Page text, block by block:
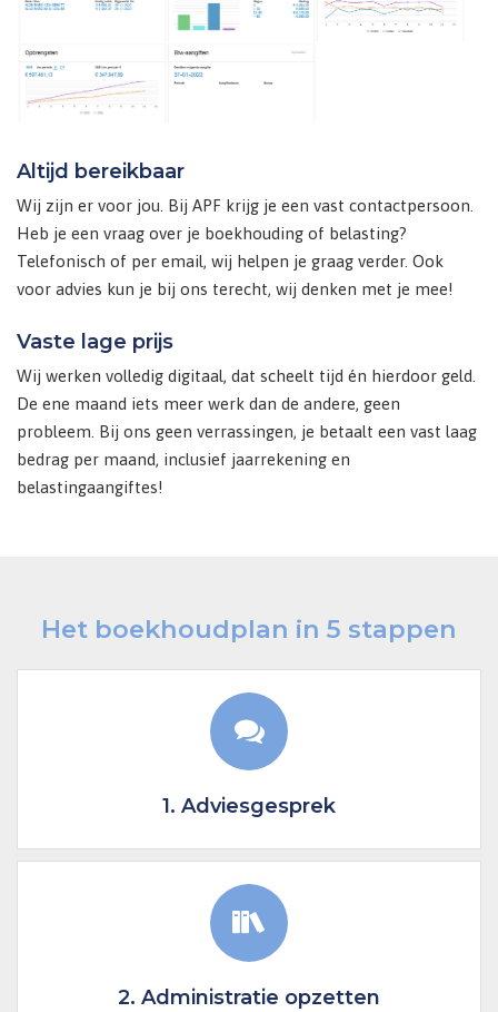
Altijd bereikbaar
Wij zijn er voor jou. Bij APF krijg je een vast contactpersoon.
Heb je een vraag over je boekhouding of belasting?
Telefonisch of per email, wij helpen je graag verder. Ook
voor advies kun je bij ons terecht, wij denken met je mee!
Vaste lage prijs
Wij werken volledig digitaal, dat scheelt tijd én hierdoor geld.
De ene maand iets meer werk dan de andere, geen
probleem. Bij ons geen verrassingen, je betaalt een vast laag
bedrag per maand, inclusief jaarrekening en
belastingaangiftes!
Het boekhoudplan in 5 stappen
1. Adviesgesprek
2. Administratie opzetten